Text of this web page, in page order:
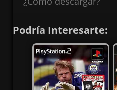
Podría Interesarte: